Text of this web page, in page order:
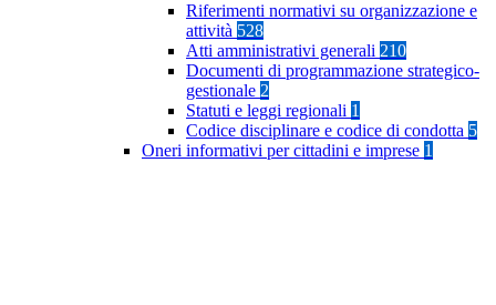
Riferimenti normativi su organizzazione e
attività 528
Atti amministrativi generali 210
Documenti di programmazione strategico-
gestionale 2
Statuti e leggi regionali 1
Codice disciplinare e codice di condotta 5
Oneri informativi per cittadini e imprese 1